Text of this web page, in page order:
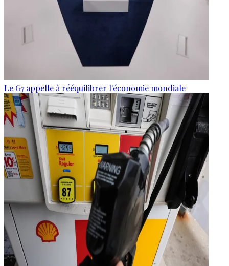
Le G7 appelle à rééquilibrer l'économie mondiale